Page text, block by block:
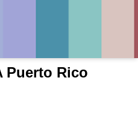
Puerto Rico